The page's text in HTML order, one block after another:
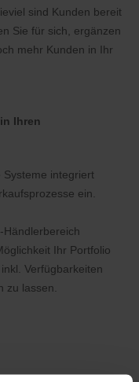
sind Kunden bereit
Sie für sich, ergänzen
mehr Kunden in Ihr
Ihren
integriert
ein.
Händlerbereich
Ihr Portfolio
Verfügbarkeiten
zu lassen.